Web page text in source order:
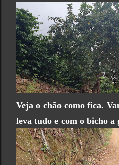
Veja o chão como fica.
leva tudo e com o bicho a